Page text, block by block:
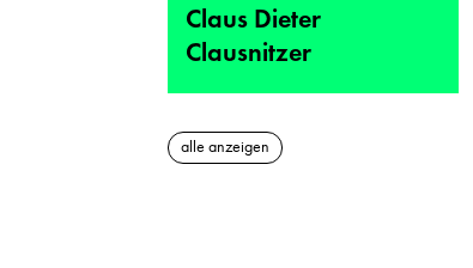
Claus Dieter
Clausnitzer
alle anzeigen